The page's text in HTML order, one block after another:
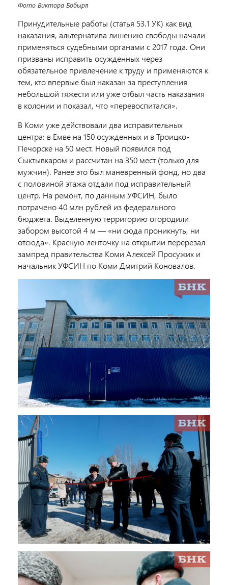
Фото Виктора Бобыря
Принудительные работы (статья 53.1 УК) как вид
наказания, альтернатива лишению свободы начали
применяться судебными органами с 2017 года. Они
призваны исправить осужденных через
обязательное привлечение к труду и применяются к
тем, кто впервые был наказан за преступления
небольшой тяжести или уже отбыл часть наказания
в колонии и показал, что «перевоспитался».
В Коми уже действовали два исправительных
центра: в Емве на 150 осужденных и в Троицко-
Печорске на 50 мест. Новый появился под
Сыктывкаром и рассчитан на 350 мест (только для
мужчин). Ранее это был маневренный фонд, но два
с половиной этажа отдали под исправительный
центр. На ремонт, по данным УФСИН, было
потрачено 40 млн рублей из федерального
бюджета. Выделенную территорию огородили
забором высотой 4 м — «ни сюда проникнуть, ни
отсюда». Красную ленточку на открытии перерезал
зампред правительства Коми Алексей Просужих и
начальник УФСИН по Коми Дмитрий Коновалов.